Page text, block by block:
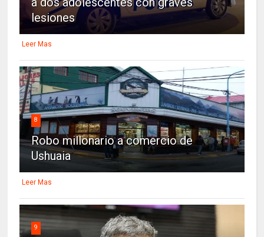
lesiones
Leer Mas
8
Robo millonario a comercio de
Ushuaia
Leer Mas
9